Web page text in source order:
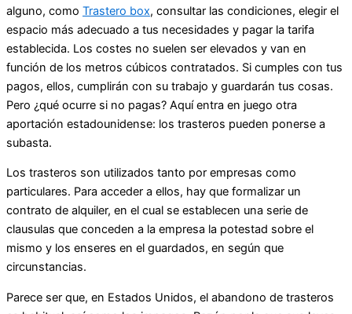
alguno, como Trastero box, consultar las condiciones, elegir el
espacio más adecuado a tus necesidades y pagar la tarifa
establecida. Los costes no suelen ser elevados y van en
función de los metros cúbicos contratados. Si cumples con tus
pagos, ellos, cumplirán con su trabajo y guardarán tus cosas.
Pero ¿qué ocurre si no pagas? Aquí entra en juego otra
aportación estadounidense: los trasteros pueden ponerse a
subasta.
Los trasteros son utilizados tanto por empresas como
particulares. Para acceder a ellos, hay que formalizar un
contrato de alquiler, en el cual se establecen una serie de
clausulas que conceden a la empresa la potestad sobre el
mismo y los enseres en el guardados, en según que
circunstancias.
Parece ser que, en Estados Unidos, el abandono de trasteros